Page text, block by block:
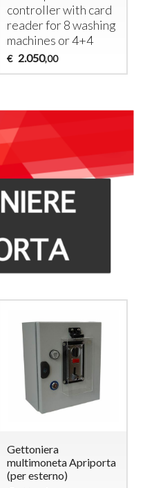
controller with card
reader for 8 washing
machines or 4+4
€ 2.050,00
Gettoniera
multimoneta Apriporta
(per esterno)